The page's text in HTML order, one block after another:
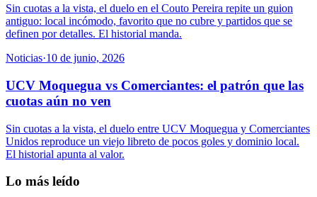
Sin cuotas a la vista, el duelo en el Couto Pereira repite un guion
antiguo: local incómodo, favorito que no cubre y partidos que se
definen por detalles. El historial manda.
Noticias·10 de junio, 2026
UCV Moquegua vs Comerciantes: el patrón que las
cuotas aún no ven
Sin cuotas a la vista, el duelo entre UCV Moquegua y Comerciantes
Unidos reproduce un viejo libreto de pocos goles y dominio local.
El historial apunta al valor.
Lo más leído